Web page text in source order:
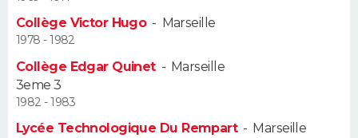
Alimentation
Guide de la santé
Maladies
Médicaments
Sommeil
VOYAGE
Destinations
City break
Voyage nature
Voyage de noces
Forum
Climat
+
PHOTO
Collège Victor Hugo- Marseille
1978 - 1982
Collège Edgar Quinet- Marseille
3eme 3
1982 - 1983
Lycée Technologique Du Rempart- Marseille